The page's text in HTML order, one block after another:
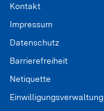
Kontakt
Impressum
Datenschutz
Barrierefreiheit
Netiquette
Einwilligungsverwaltung